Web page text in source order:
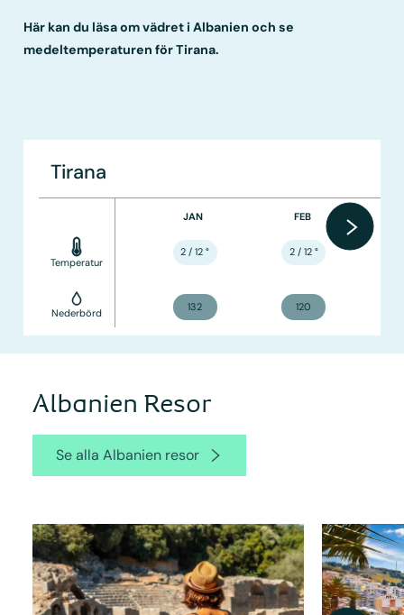
Här kan du läsa om vädret i Albanien och se
medeltemperaturen för Tirana.
Tirana
Temperatur
Nederbörd
JAN
2 / 12 °
132
FEB
2 / 12°
120
Albanien Resor
Se alla Albanien resor